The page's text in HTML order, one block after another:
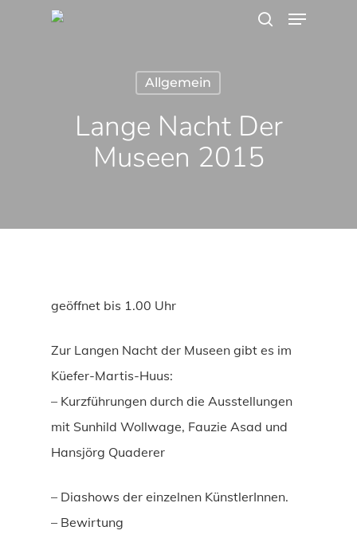
Menu
Allgemein
Lange Nacht Der
Museen 2015
geöffnet bis 1.00 Uhr
Zur Langen Nacht der Museen gibt es im
Küefer-Martis-Huus:
– Kurzführungen durch die Ausstellungen
mit Sunhild Wollwage, Fauzie Asad und
Hansjörg Quaderer
– Diashows der einzelnen KünstlerInnen.
– Bewirtung